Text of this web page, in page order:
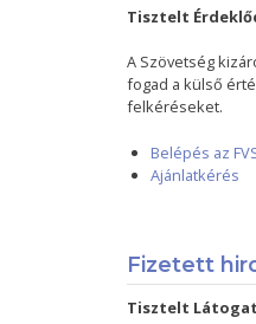
Tisztelt
A Szövetség
fogad a külső
felkéréseket.
Belépés az
Ajánlatkérés
Fizetett
Tisztelt